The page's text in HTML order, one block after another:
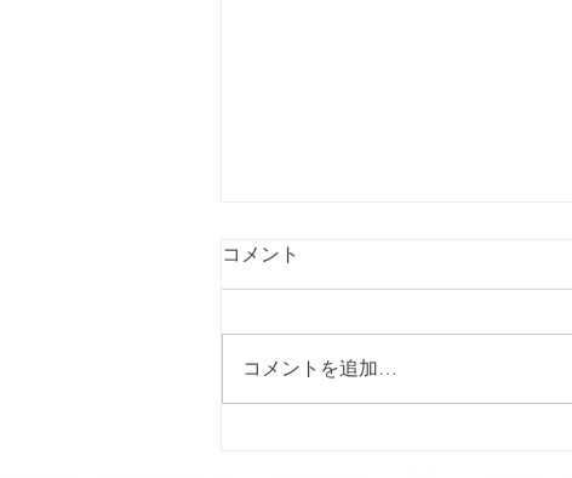
コメント
コメントを追加…